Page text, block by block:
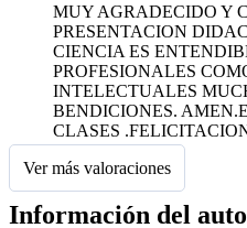
MUY AGRADECIDO Y
PRESENTACION
CIENCIA ES
PROFESIONALES
INTELECTUALES
BENDICIONES.
CLASES
Ver más valoraciones
Información del